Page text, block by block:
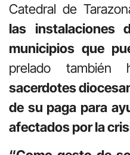
Catedral de
las instalaciones
municipios que
prelado
sacerdotes
de su paga para
afectados por la